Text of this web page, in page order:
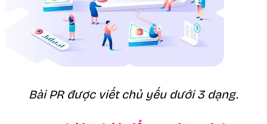
Bài PR được viết chủ yếu dưới 3 dạng.